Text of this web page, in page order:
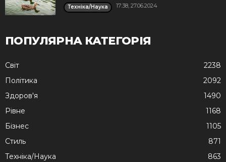
Техніка/Наука 17:38, 27.06.2024
ПОПУЛЯРНА КАТЕГОРІЯ
Cвіт
2238
Політика
2092
Здоров'я
1490
Рівне
1168
Бізнес
1105
Стиль
871
Техніка/Наука
863